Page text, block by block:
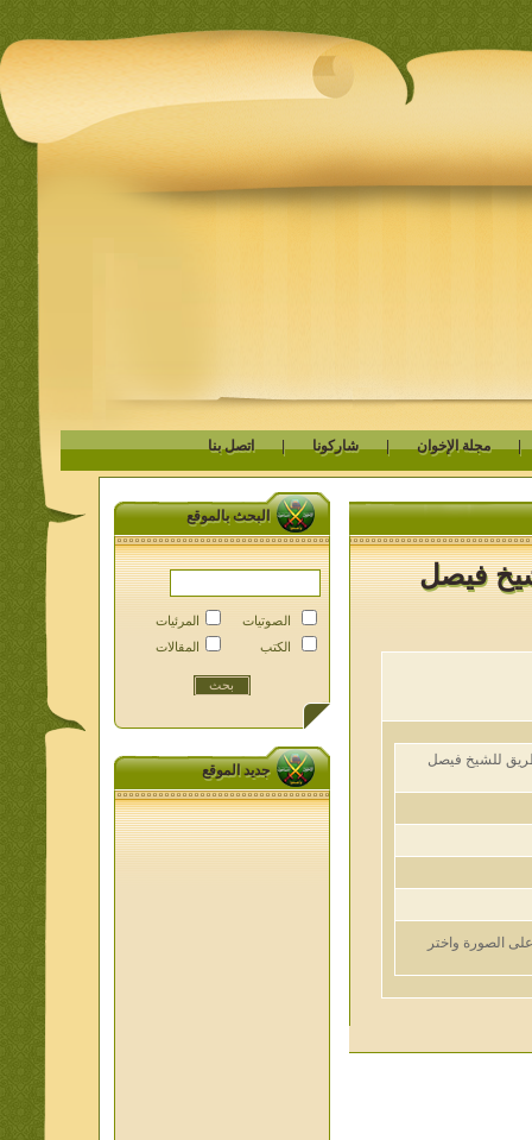
مجلة الإخوان | شاركونا | اتصل بنا
فيصل
للشيخ فيصل
واختر
البحث بالموقع
الصوتيات
الكتب
المرئيات
المقالات
جديد الموقع